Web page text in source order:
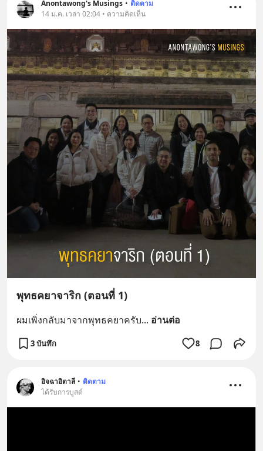
Anontawong's Musings • ติดตาม
14 ม.ค. เวลา 02:04 • ความคิดเห็น
พุทธคยาจาริก (ตอนที่ 1)
ผมเพิ่งกลับมาจากพุทธคยาครับ... อ่านต่อ
3 บันทึก 8
อิจฉาอิตาลี • ติดตาม
ได้รับการบูสต์